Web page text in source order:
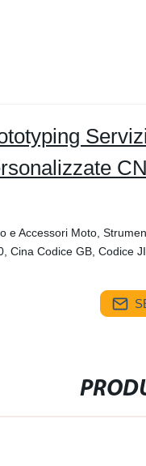
e Accessori Moto,
Cina Codice GB, Codice